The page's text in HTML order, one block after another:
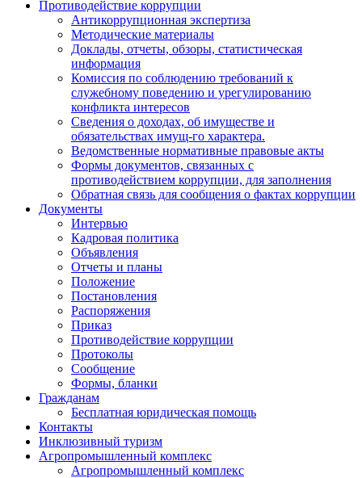
Противодействие коррупции
Антикоррупционная экспертиза
Методические материалы
Доклады, отчеты, обзоры, статистическая
информация
Комиссия по соблюдению требований к
служебному поведению и урегулированию
конфликта интересов
Сведения о доходах, об имуществе и
обязательствах имущ-го характера.
Ведомственные нормативные правовые акты
Формы документов, связанных с
противодействием коррупции, для заполнения
Обратная связь для сообщения о фактах коррупции
Документы
Интервью
Кадровая политика
Объявления
Отчеты и планы
Положение
Постановления
Распоряжения
Приказ
Противодействие коррупции
Протоколы
Сообщение
Формы, бланки
Гражданам
Бесплатная юридическая помощь
Контакты
Инклюзивный туризм
Агропромышленный комплекс
Агропромышленный комплекс